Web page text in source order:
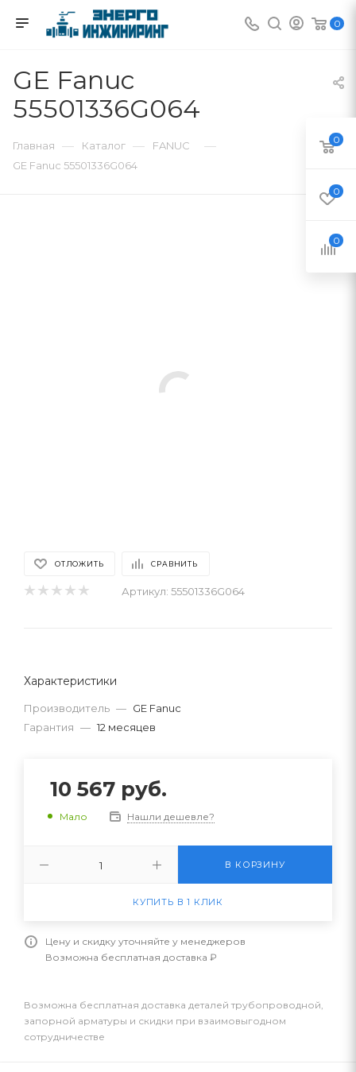
0
GE Fanuc
55501336G064
Главная — Каталог — FANUC —
GE Fanuc 55501336G064
ОТЛОЖИТЬ СРАВНИТЬ
Артикул: 55501336G064
Характеристики
Производитель — GE Fanuc
Гарантия — 12 месяцев
10 567 руб.
Мало Нашли дешевле?
В КОРЗИНУ
КУПИТЬ В 1 КЛИК
Цену и скидку уточняйте у менеджеров
Возможна бесплатная доставка ₽
Возможна бесплатная доставка деталей трубопроводной,
запорной арматуры и скидки при взаимовыгодном
сотрудничестве
0
0
0